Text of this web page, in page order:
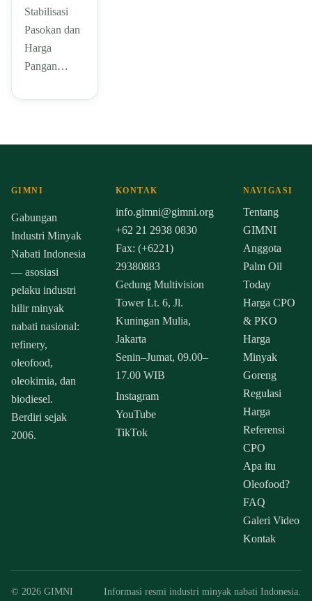
Stabilisasi
Pasokan dan
Harga
Pangan…
GIMNI
Gabungan
Industri Minyak
Nabati Indonesia
— asosiasi
pelaku industri
hilir minyak
nabati nasional:
refinery,
oleofood,
oleokimia, dan
biodiesel.
Berdiri sejak
2006.
KONTAK
info.gimni@gimni.org
+62 21 2938 0830
Fax: (+6221)
29380883
Gedung Multivision
Tower Lt. 6, Jl.
Kuningan Mulia,
Jakarta
Senin–Jumat, 09.00–
17.00 WIB
Instagram
YouTube
TikTok
NAVIGASI
Tentang
GIMNI
Anggota
Palm Oil
Today
Harga CPO
& PKO
Harga
Minyak
Goreng
Regulasi
Harga
Referensi
CPO
Apa itu
Oleofood?
FAQ
Galeri Video
Kontak
© 2026 GIMNI Informasi resmi industri minyak nabati Indonesia.